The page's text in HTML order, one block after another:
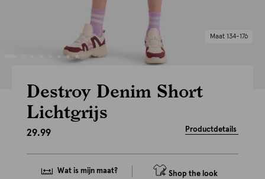
Maat 134-176
Destroy Denim Short
Lichtgrijs
29.99 Productdetails
Wat is mijn maat? Shop the look